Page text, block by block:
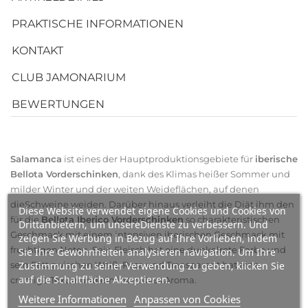
Diese Website verwendet eigene Cookies und Cookies von
Drittanbietern, um unsereDienste zu verbessern. Und
zeigen Sie Werbung in Bezug auf Ihre Vorlieben, indem
Sie Ihre Gewohnheiten analysieren navigation. Um Ihre
Zustimmung zu seiner Verwendung zu geben, klicken Sie
auf die Schaltfläche Akzeptieren.
Weitere Informationen Anpassen von Cookies
PRAKTISCHE INFORMATIONEN
KONTAKT
CLUB JAMONARIUM
BEWERTUNGEN
Salamanca ist eines der Hauptproduktionsgebiete für iberische
Bellota Vorderschinken, dank des Klimas heißer Sommer und
milder Winter und der weiten Weideflächen, auf denen
dieSchweine weiden. Darüber hinaus verleiht die Diät ihm den
für die Bellota Iberico Vorderschinken so charakteristischen
Geschmack mit einem intensiven iberischen Geschmack mit
fruchtigen Noten. Sein Fleisch hat eine dunkelrote Farbe und
sein Fett zwischen Weiß, Rosa und Transparent hat eine
cremige Textur und ein intensives Aroma.